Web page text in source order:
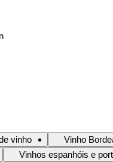
vinho Vinho
Vinhos espanhóis e